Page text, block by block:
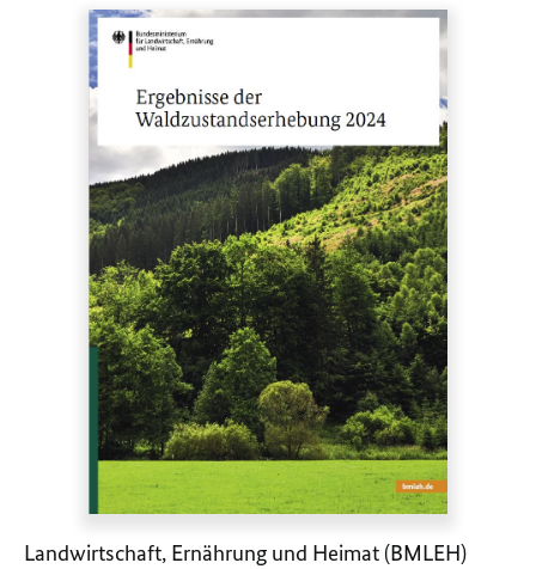
Landwirtschaft, Ernährung und Heimat (BMLEH)